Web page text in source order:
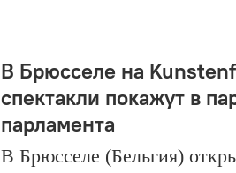
В Брюсселе на
спектакли покажут в
парламента
В Брюсселе (Бельгия)